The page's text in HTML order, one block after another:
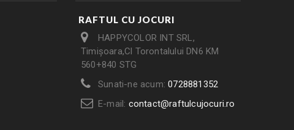
RAFTUL CU JOCURI
HAPPYCOLOR INT SRL,
Timișoara,Cl Torontalului DN6 KM
560+840 STG
Sunati-ne acum:0728881352
E-mail: contact@raftulcujocuri.ro